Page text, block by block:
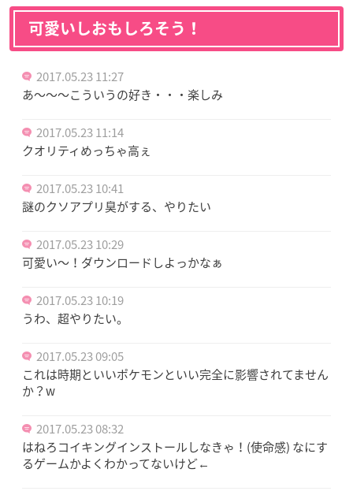
可愛いしおもしろそう！
2017.05.23 11:27
あ～～～こういうの好き・・・楽しみ
2017.05.23 11:14
クオリティめっちゃ高ぇ
2017.05.23 10:41
謎のクソアプリ臭がする、やりたい
2017.05.23 10:29
可愛い〜！ダウンロードしよっかなぁ
2017.05.23 10:19
うわ、超やりたい。
2017.05.23 09:05
これは時期といいポケモンといい完全に影響されてません
か？w
2017.05.23 08:32
はねろコイキングインストールしなきゃ！(使命感) なにす
るゲームかよくわかってないけど←